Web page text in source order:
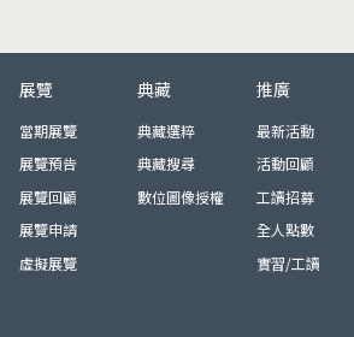
展覽
當期展覽
展覽預告
展覽回顧
展覽申請
虛擬展覽
典藏
典藏選粹
典藏搜尋
數位圖像授權
推廣
最新活動
活動回顧
工讀招募
全人點數
實習/工讀